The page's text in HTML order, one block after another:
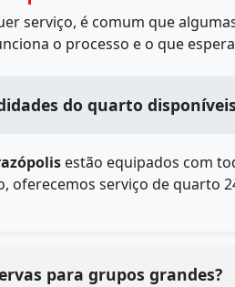
serviço, é comum que
o processo e o que
do quarto
estão equipados com
oferecemos serviço de quarto
para grupos grandes?